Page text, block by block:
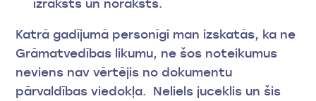
izraksts un noraksts.
Katrā gadījumā personīgi man izskatās, ka ne
Grāmatvedības likumu, ne šos noteikumus
neviens nav vērtējis no dokumentu
pārvaldības viedokļa. Neliels juceklis un šis